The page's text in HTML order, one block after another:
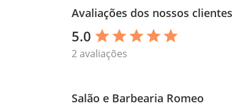
Avaliações dos nossos clientes
5.0 star star star star star
2 avaliações
Salão e Barbearia Romeo